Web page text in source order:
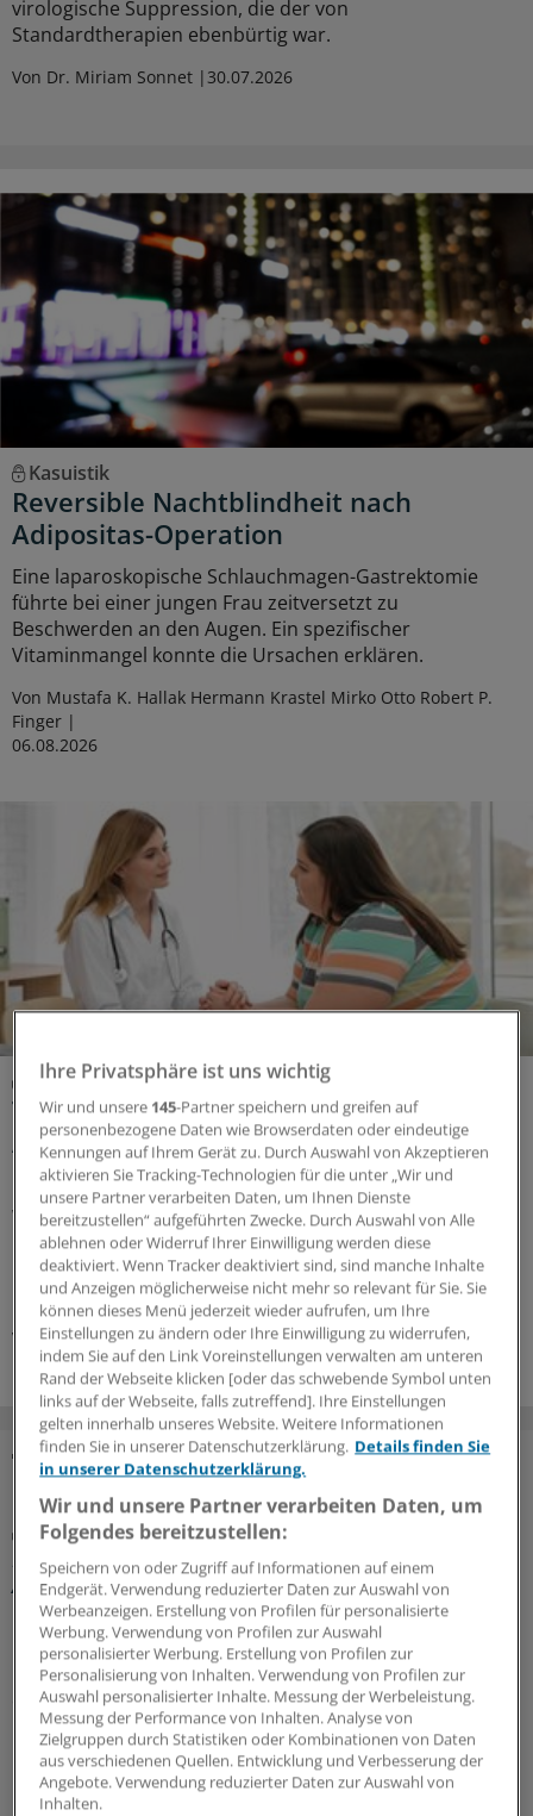
virologische Suppression, die der von
Standardtherapien ebenbürtig war.
Von Dr. Miriam Sonnet 30.07.2026
Kasuistik
Reversible Nachtblindheit nach
Adipositas-Operation
Eine laparoskopische Schlauchmagen-Gastrektomie
führte bei einer jungen Frau zeitversetzt zu
Beschwerden an den Augen. Ein spezifischer
Vitaminmangel konnte die Ursachen erklären.
Von Mustafa K. Hallak Hermann Krastel Mirko Otto Robert P.
Finger
06.08.2026
Neue S3-Leitlinie
Transition von jungen Menschen mit
Adipositas: So gelingt der Übergang in
die Erwachsenenmedizin
Wie gelingt der Wechsel von der pädiatrischen zur
hausärztlichen Versorgung bei jungen Patientinnen und
Patienten mit Adipositas? Ein Blick in die neue S3-
Leitlinie.
Von Eva Bauer 06.08.2026
MEINUNG
Gastbeitrag
Neue Versorgungspauschale für Hausärzte: Der 1.
April fiel in diesem Jahr auf den 1. Juli
Die neue Versorgungspauschale trifft unter
Hausärztinnen und Hausärzten auf wenig Gegenliebe.
GastautorHannes Blankenfelddeckt mit spitzer Feder
die Schwächen der neuen Leistungsposition im
Praxisalltag auf.
Ein Gastbeitrag von Hannes Blankenfeld
Ihre Privatsphäre ist uns wichtig
Wir und unsere 145-Partner speichern und greifen auf
personenbezogene Daten wie Browserdaten oder eindeutige
Kennungen auf Ihrem Gerät zu. Durch Auswahl von Akzeptieren
aktivieren Sie Tracking-Technologien für die unter „Wir und
unsere Partner verarbeiten Daten, um Ihnen Dienste
bereitzustellen“ aufgeführten Zwecke. Durch Auswahl von Alle
ablehnen oder Widerruf Ihrer Einwilligung werden diese
deaktiviert. Wenn Tracker deaktiviert sind, sind manche Inhalte
und Anzeigen möglicherweise nicht mehr so relevant für Sie. Sie
können dieses Menü jederzeit wieder aufrufen, um Ihre
Einstellungen zu ändern oder Ihre Einwilligung zu widerrufen,
indem Sie auf den Link Voreinstellungen verwalten am unteren
Rand der Webseite klicken [oder das schwebende Symbol unten
links auf der Webseite, falls zutreffend]. Ihre Einstellungen
gelten innerhalb unseres Website. Weitere Informationen
finden Sie in unserer Datenschutzerklärung. Details finden Sie
in unserer Datenschutzerklärung.
Wir und unsere Partner verarbeiten Daten, um
Folgendes bereitzustellen:
Speichern von oder Zugriff auf Informationen auf einem
Endgerät. Verwendung reduzierter Daten zur Auswahl von
Werbeanzeigen. Erstellung von Profilen für personalisierte
Werbung. Verwendung von Profilen zur Auswahl
personalisierter Werbung. Erstellung von Profilen zur
Personalisierung von Inhalten. Verwendung von Profilen zur
Auswahl personalisierter Inhalte. Messung der Werbeleistung.
Messung der Performance von Inhalten. Analyse von
Zielgruppen durch Statistiken oder Kombinationen von Daten
aus verschiedenen Quellen. Entwicklung und Verbesserung der
Angebote. Verwendung reduzierter Daten zur Auswahl von
Inhalten.